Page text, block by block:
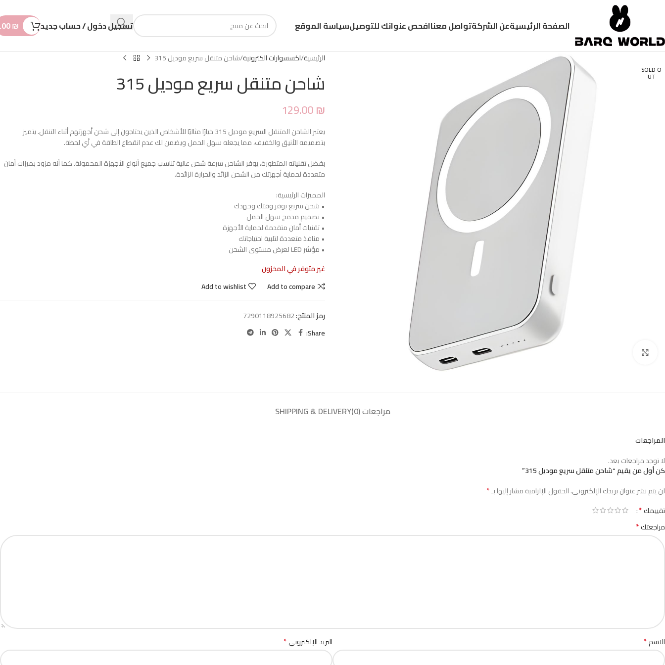
الصفحة الرئيسيةعن الشركةتواصل معناافحص عنوانك للتوصيلسياسة الموقع تسجيل دخول / حساب جديد ₪
SOLD O
UT
الرئيسية اكسسوارات الكترونية شاحن متنقل سريع موديل 315
شاحن متنقل سريع موديل 315
129.00₪
يعتبر الشاحن المتنقل السريع موديل 315 خيارًا مثاليًا للأشخاص الذين يحتاجون إلى شحن أجهزتهم أثناء التنقل. يتميز
بتصميمه الأنيق والخفيف، مما يجعله سهل الحمل ويضمن لك عدم انقطاع الطاقة في أي لحظة.
بفضل تقنياته المتطورة، يوفر الشاحن سرعة شحن عالية تناسب جميع أنواع الأجهزة المحمولة. كما أنه مزود بميزات أمان
متعددة لحماية أجهزتك من الشحن الزائد والحرارة الزائدة.
المميزات الرئيسية:
• شحن سريع يوفر وقتك وجهدك
• تصميم مدمج سهل الحمل
• تقنيات أمان متقدمة لحماية الأجهزة
• منافذ متعددة لتلبية احتياجاتك
• مؤشر LED لعرض مستوى الشحن
غير متوفر في المخزون
Add to compare
Add to wishlist
رمز المنتج:7290118925682
Share:
مراجعات (0) SHIPPING & DELIVERY
المراجعات
لا توجد مراجعات بعد.
كن أول من يقيم “شاحن متنقل سريع موديل 315”
لن يتم نشر عنوان بريدك الإلكتروني.الحقول الإلزامية مشار إليها بـ*
تقييمك*
مراجعتك*
الاسم* البريد الإلكتروني*